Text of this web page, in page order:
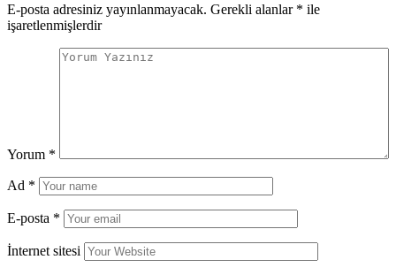
E-posta adresiniz yayınlanmayacak. Gerekli alanlar * ile
işaretlenmişlerdir
Yorum *
Ad *
E-posta *
İnternet sitesi